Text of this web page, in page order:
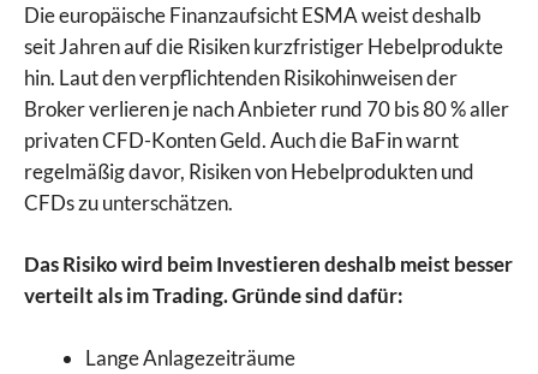
Die europäische Finanzaufsicht ESMA weist deshalb
seit Jahren auf die Risiken kurzfristiger Hebelprodukte
hin. Laut den verpflichtenden Risikohinweisen der
Broker verlieren je nach Anbieter rund 70 bis 80 % aller
privaten CFD-Konten Geld. Auch die BaFin warnt
regelmäßig davor, Risiken von Hebelprodukten und
CFDs zu unterschätzen.
Das Risiko wird beim Investieren deshalb meist besser
verteilt als im Trading. Gründe sind dafür:
Lange Anlagezeiträume